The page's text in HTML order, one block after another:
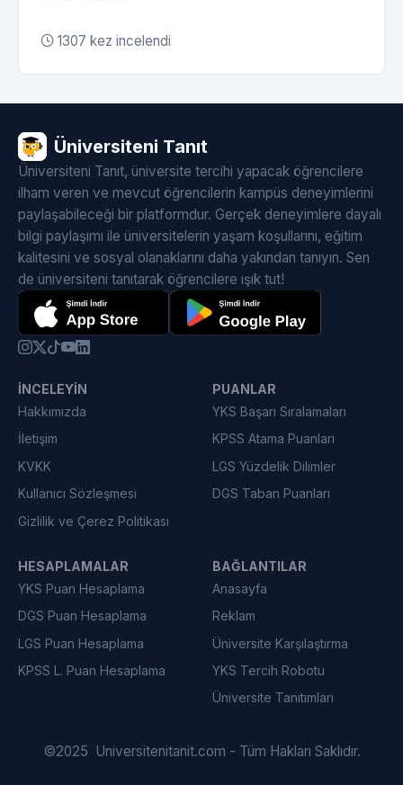
1307 kez incelendi
Üniversiteni Tanıt
Üniversiteni Tanıt, üniversite tercihi yapacak öğrencilere
ilham veren ve mevcut öğrencilerin kampüs deneyimlerini
paylaşabileceği bir platformdur. Gerçek deneyimlere dayalı
bilgi paylaşımı ile üniversitelerin yaşam koşullarını, eğitim
kalitesini ve sosyal olanaklarını daha yakından tanıyın. Sen
de üniversiteni tanıtarak öğrencilere ışık tut!
İNCELEYIN
Hakkımızda
İletişim
KVKK
Kullanıcı Sözleşmesi
Gizlilik ve Çerez Politikası
PUANLAR
YKS Başarı Sıralamaları
KPSS Atama Puanları
LGS Yüzdelik Dilimler
DGS Taban Puanları
HESAPLAMALAR
YKS Puan Hesaplama
DGS Puan Hesaplama
LGS Puan Hesaplama
KPSS L. Puan Hesaplama
BAĞLANTILAR
Anasayfa
Reklam
Üniversite Karşılaştırma
YKS Tercih Robotu
Üniversite Tanıtımları
©2025 Universitenitanit.com - Tüm Hakları Saklıdır.